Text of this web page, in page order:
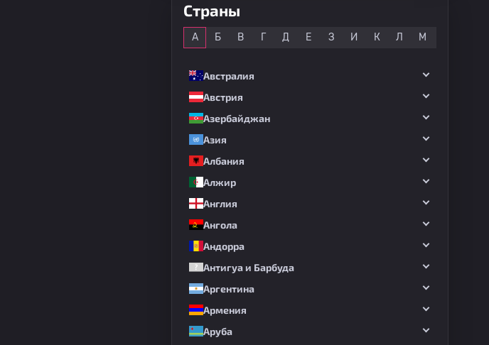
Страны
А Б В Г Д Е З И К Л М
Австралия
Австрия
Азербайджан
Азия
Албания
Алжир
Англия
Ангола
Андорра
Антигуа и Барбуда
Аргентина
Армения
Аруба